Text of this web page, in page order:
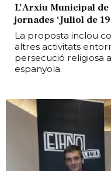
L’Arxiu Municipal
jornades ‘Juliol de
La proposta inclou
altres activitats
persecució religiosa
espanyola.